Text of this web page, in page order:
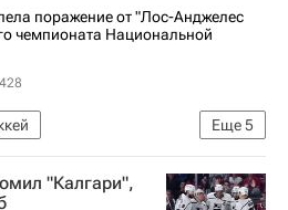
поражение от "Лос-Анджелес
чемпионата Национальной
428
Еще5
лига (НХЛ)
Гавриков
"Калгари",